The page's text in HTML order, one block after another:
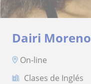
Dairi Moreno
On-line
Clases de Inglés